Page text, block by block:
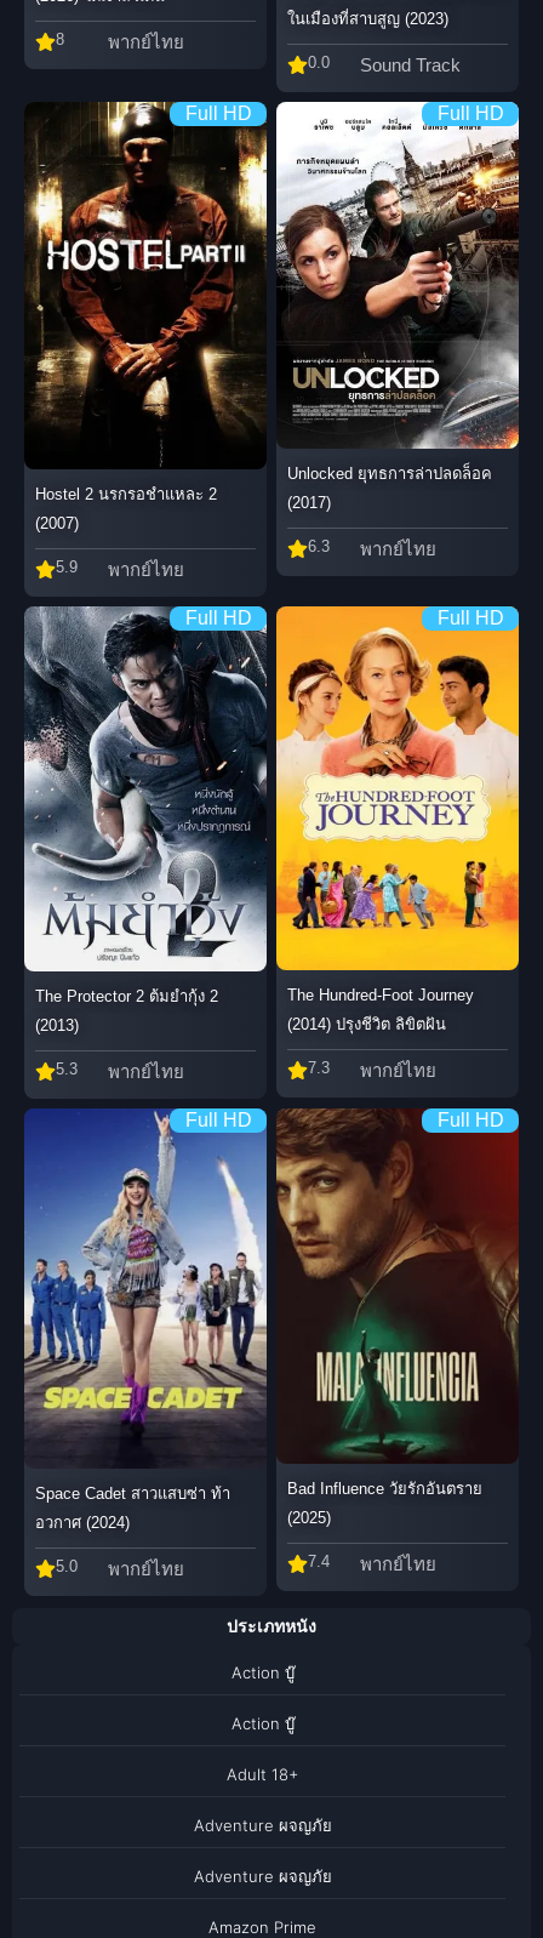
8 พากย์ไทย
ในเมืองที่สาบสูญ (2023)
0.0 Sound Track
Full HD
Hostel 2 นรกรอชำแหละ 2
(2007)
5.9 พากย์ไทย
Full HD
Unlocked ยุทธการล่าปลดล็อค
(2017)
6.3 พากย์ไทย
Full HD
The Protector 2 ต้มยำกุ้ง 2
(2013)
5.3 พากย์ไทย
Full HD
The Hundred-Foot Journey
(2014) ปรุงชีวิต ลิขิตฝัน
7.3 พากย์ไทย
Full HD
Space Cadet สาวแสบซ่า ท้า
อวกาศ (2024)
5.0 พากย์ไทย
Full HD
Bad Influence วัยรักอันตราย
(2025)
7.4 พากย์ไทย
ประเภทหนัง
Action บู๊
Action บู๊
Adult 18+
Adventure ผจญภัย
Adventure ผจญภัย
Amazon Prime